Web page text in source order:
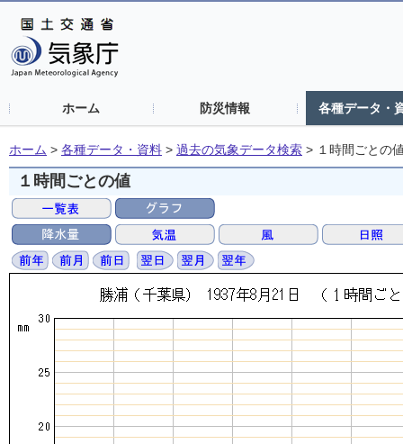
ホーム 防災情報 各種データ・
ホーム > 各種データ・資料 > 過去の気象データ検索 > １時間ごとの
１時間ごとの値